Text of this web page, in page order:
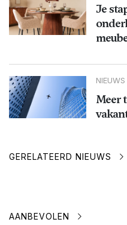
Je
NIEUWS
Meer
GERELATEERD NIEUWS
AANBEVOLEN